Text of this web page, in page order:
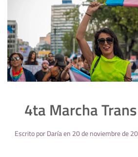
4ta Marcha
Escrito porDaríaen 20 de noviembre de